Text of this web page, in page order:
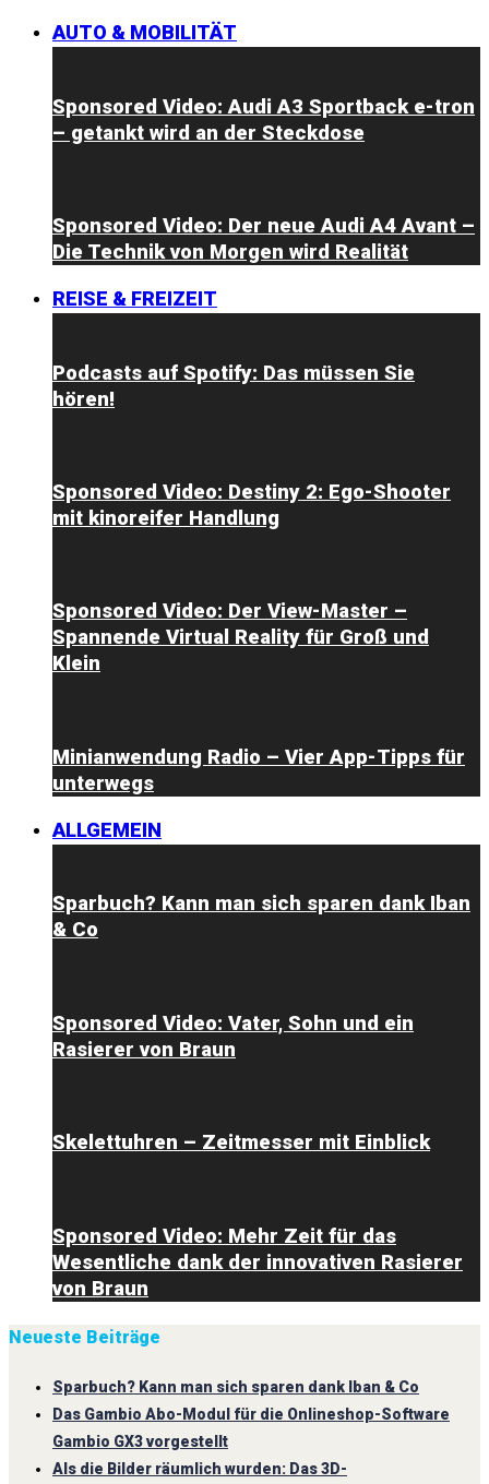
AUTO & MOBILITÄT
Sponsored Video: Audi A3 Sportback e-tron
– getankt wird an der Steckdose
Sponsored Video: Der neue Audi A4 Avant –
Die Technik von Morgen wird Realität
REISE & FREIZEIT
Podcasts auf Spotify: Das müssen Sie
hören!
Sponsored Video: Destiny 2: Ego-Shooter
mit kinoreifer Handlung
Sponsored Video: Der View-Master –
Spannende Virtual Reality für Groß und
Klein
Minianwendung Radio – Vier App-Tipps für
unterwegs
ALLGEMEIN
Sparbuch? Kann man sich sparen dank Iban
& Co
Sponsored Video: Vater, Sohn und ein
Rasierer von Braun
Skelettuhren – Zeitmesser mit Einblick
Sponsored Video: Mehr Zeit für das
Wesentliche dank der innovativen Rasierer
von Braun
Neueste Beiträge
Sparbuch? Kann man sich sparen dank Iban & Co
Das Gambio Abo-Modul für die Onlineshop-Software
Gambio GX3 vorgestellt
Als die Bilder räumlich wurden: Das 3D-